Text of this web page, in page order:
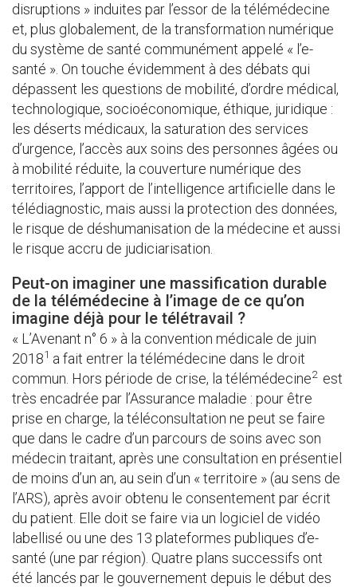
disruptions » induites par l’essor de la télémédecine
et, plus globalement, de la transformation numérique
du système de santé communément appelé « l’e-
santé ». On touche évidemment à des débats qui
dépassent les questions de mobilité, d’ordre médical,
technologique, socioéconomique, éthique, juridique :
les déserts médicaux, la saturation des services
d’urgence, l’accès aux soins des personnes âgées ou
à mobilité réduite, la couverture numérique des
territoires, l’apport de l’intelligence artificielle dans le
télédiagnostic, mais aussi la protection des données,
le risque de déshumanisation de la médecine et aussi
le risque accru de judiciarisation.
Peut-on imaginer une massification durable
de la télémédecine à l’image de ce qu’on
imagine déjà pour le télétravail ?
« L’Avenant n° 6 » à la convention médicale de juin
20181 a fait entrer la télémédecine dans le droit
commun. Hors période de crise, la télémédecine2 est
très encadrée par l’Assurance maladie : pour être
prise en charge, la téléconsultation ne peut se faire
que dans le cadre d’un parcours de soins avec son
médecin traitant, après une consultation en présentiel
de moins d’un an, au sein d’un « territoire » (au sens de
l’ARS), après avoir obtenu le consentement par écrit
du patient. Elle doit se faire via un logiciel de vidéo
labellisé ou une des 13 plateformes publiques d’e-
santé (une par région). Quatre plans successifs ont
été lancés par le gouvernement depuis le début des